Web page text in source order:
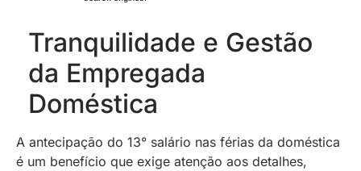
Tranquilidade e Gestão
da Empregada
Doméstica
A antecipação do 13° salário nas férias da doméstica
é um benefício que exige atenção aos detalhes,